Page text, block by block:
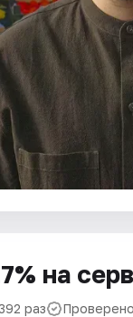
на
раз